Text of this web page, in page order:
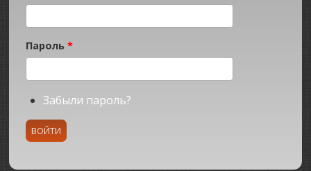
Пароль*
Забыли пароль?